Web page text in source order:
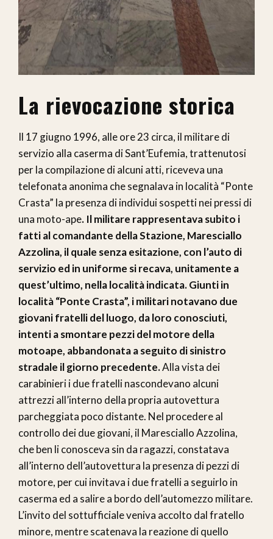
La rievocazione storica
Il 17 giugno 1996, alle ore 23 circa, il militare di
servizio alla caserma di Sant’Eufemia, trattenutosi
per la compilazione di alcuni atti, riceveva una
telefonata anonima che segnalava in località “Ponte
Crasta” la presenza di individui sospetti nei pressi di
una moto-ape. Il militare rappresentava subito i
fatti al comandante della Stazione, Maresciallo
Azzolina, il quale senza esitazione, con l’auto di
servizio ed in uniforme si recava, unitamente a
quest’ultimo, nella località indicata. Giunti in
località “Ponte Crasta”, i militari notavano due
giovani fratelli del luogo, da loro conosciuti,
intenti a smontare pezzi del motore della
motoape, abbandonata a seguito di sinistro
stradale il giorno precedente.Alla vista dei
carabinieri i due fratelli nascondevano alcuni
attrezzi all’interno della propria autovettura
parcheggiata poco distante. Nel procedere al
controllo dei due giovani, il Maresciallo Azzolina,
che ben li conosceva sin da ragazzi, constatava
all’interno dell’autovettura la presenza di pezzi di
motore, per cui invitava i due fratelli a seguirlo in
caserma ed a salire a bordo dell’automezzo militare.
L’invito del sottufficiale veniva accolto dal fratello
minore, mentre scatenava la reazione di quello